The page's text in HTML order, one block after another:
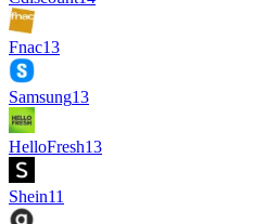
Fnac13
Samsung13
HelloFresh13
Shein11